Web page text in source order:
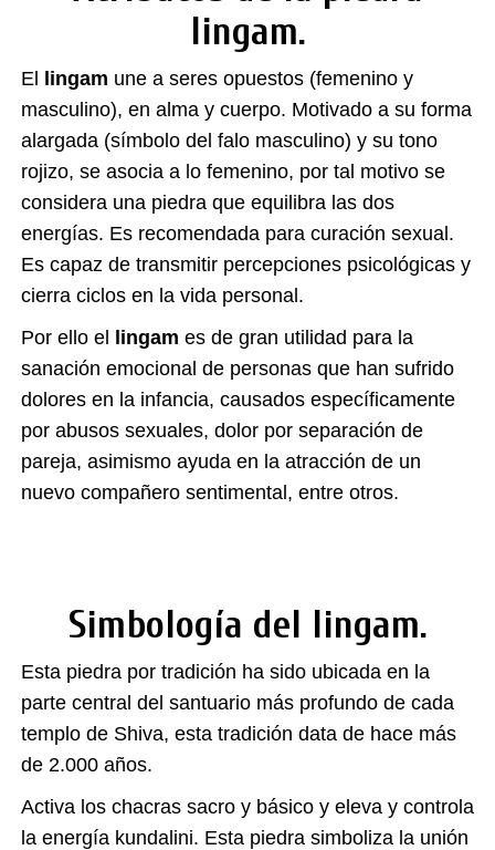
lingam.
El lingam une a seres opuestos (femenino y
masculino), en alma y cuerpo. Motivado a su forma
alargada (símbolo del falo masculino) y su tono
rojizo, se asocia a lo femenino, por tal motivo se
considera una piedra que equilibra las dos
energías. Es recomendada para curación sexual.
Es capaz de transmitir percepciones psicológicas y
cierra ciclos en la vida personal.
Por ello el
lingam es de gran utilidad para la
sanación emocional de personas que han sufrido
dolores en la infancia, causados específicamente
por abusos sexuales, dolor por separación de
pareja, asimismo ayuda en la atracción de un
nuevo compañero sentimental, entre otros.
Simbología del lingam.
Esta piedra por tradición ha sido ubicada en la
parte central del santuario más profundo de cada
templo de Shiva, esta tradición data de hace más
de 2.000 años.
Activa los chacras sacro y básico y eleva y controla
la energía kundalini. Esta piedra simboliza la unión